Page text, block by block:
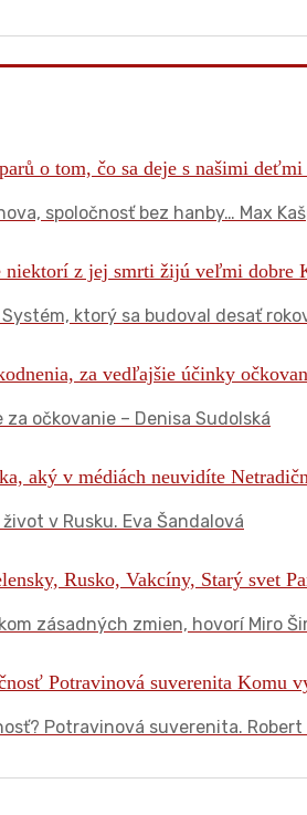
spoločnosť bez hanby… Max
ktorý sa budoval desať
očkovanie – Denisa Sudolská
v Rusku. Eva Šandalová
zásadných zmien, hovorí Miro
Potravinová suverenita. Robert